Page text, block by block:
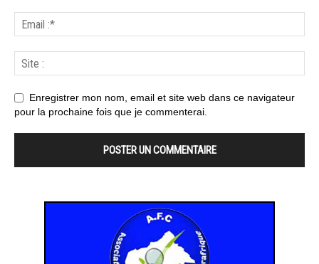
Enregistrer mon nom, email et site web dans ce navigateur
pour la prochaine fois que je commenterai.